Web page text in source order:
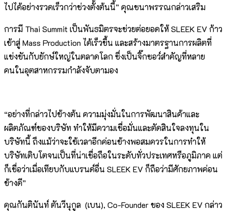
ไปได้อย่างรวดเร็วกว่าช่วงตั้งต้นนี้” คุณชนาพรรณกล่าวเสริม
การมี Thai Summit เป็นพันธมิตรจะช่วยต่อยอดให้ SLEEK EV ก้าว
เข้าสู่ Mass Production ได้เร็วขึ้น และสร้างมาตรฐานการผลิตที่
แข่งขันกับยักษ์ใหญ่ในตลาดโลก ซึ่งเป็นจิ๊กซอว์สำคัญที่หลาย
คนในอุตสาหกรรมกำลังจับตามอง
“อย่างที่กล่าวไปข้างต้น ความมุ่งมั่นในการพัฒนาสินค้าและ
ผลิตภัณฑ์ของบริษัท ทำให้มีความเชื่อมั่นและตัดสินใจลงทุนใน
บริษัทนี้ ถึงแม้ว่าจะใช้เวลาอีกค่อนข้างพอสมควรในการทำให้
บริษัทเติบโตจนเป็นที่น่าเชื่อถือในระดับทั่วประเทศหรือภูมิภาค แต่
ก็เชื่อว่าเมื่อเทียบกับแบรนด์อื่น SLEEK EV ก็ถือว่ามีศักยภาพค่อน
ข้างดี”
คุณกันตินันท์ ตันวีนุกูล (เบน), Co-Founder ของ SLEEK EV กล่าว